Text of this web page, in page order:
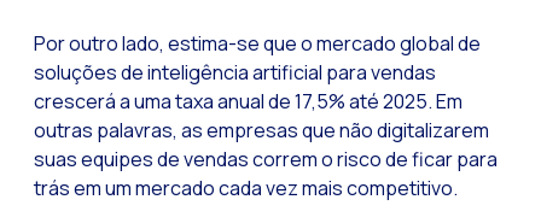
Segurança no
Implemente o
Conheça o
A voz do cliente:
Por outro lado, estima-se que o mercado global de
soluções de inteligência artificial para vendas
crescerá a uma taxa anual de 17,5% até 2025. Em
outras palavras, as empresas que não digitalizarem
suas equipes de vendas correm o risco de ficar para
trás em um mercado cada vez mais competitivo.